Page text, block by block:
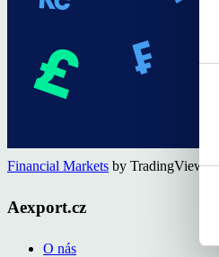
Financial Markets by TradingView
Aexport.cz
O nás